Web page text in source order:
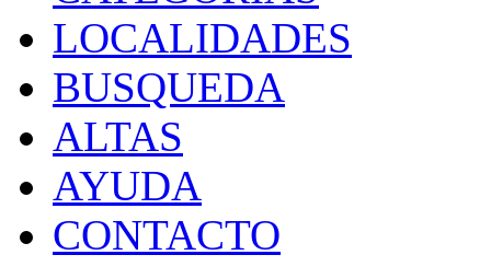
LOCALIDADES
BUSQUEDA
ALTAS
AYUDA
CONTACTO